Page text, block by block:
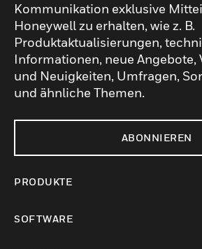
Kommunikation exklusive
Honeywell zu erhalten, wie z. B.
Produktaktualisierungen,
Informationen, neue Angebote,
und Neuigkeiten, Umfragen,
und ähnliche Themen.
ABONNIEREN
PRODUKTE
SOFTWARE